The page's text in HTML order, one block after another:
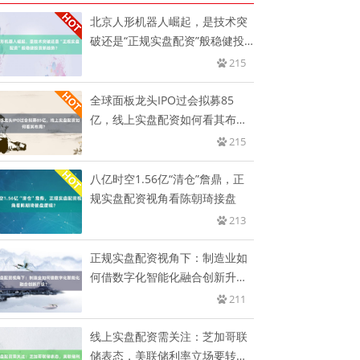
北京人形机器人崛起，是技术突
破还是“正规实盘配资”般稳健投
215
全球面板龙头IPO过会拟募85
亿，线上实盘配资如何看其布
215
八亿时空1.56亿“清仓”詹鼎，正
规实盘配资视角看陈朝琦接盘
213
正规实盘配资视角下：制造业如
何借数字化智能化融合创新升
211
线上实盘配资需关注：芝加哥联
储表态，美联储利率立场要转